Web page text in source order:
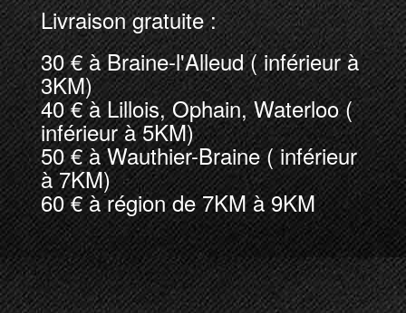
Livraison gratuite :
30 € à Braine-l'Alleud ( inférieur à
3KM)
40 € à Lillois, Ophain, Waterloo (
inférieur à 5KM)
50 € à Wauthier-Braine ( inférieur
à 7KM)
60 € à région de 7KM à 9KM